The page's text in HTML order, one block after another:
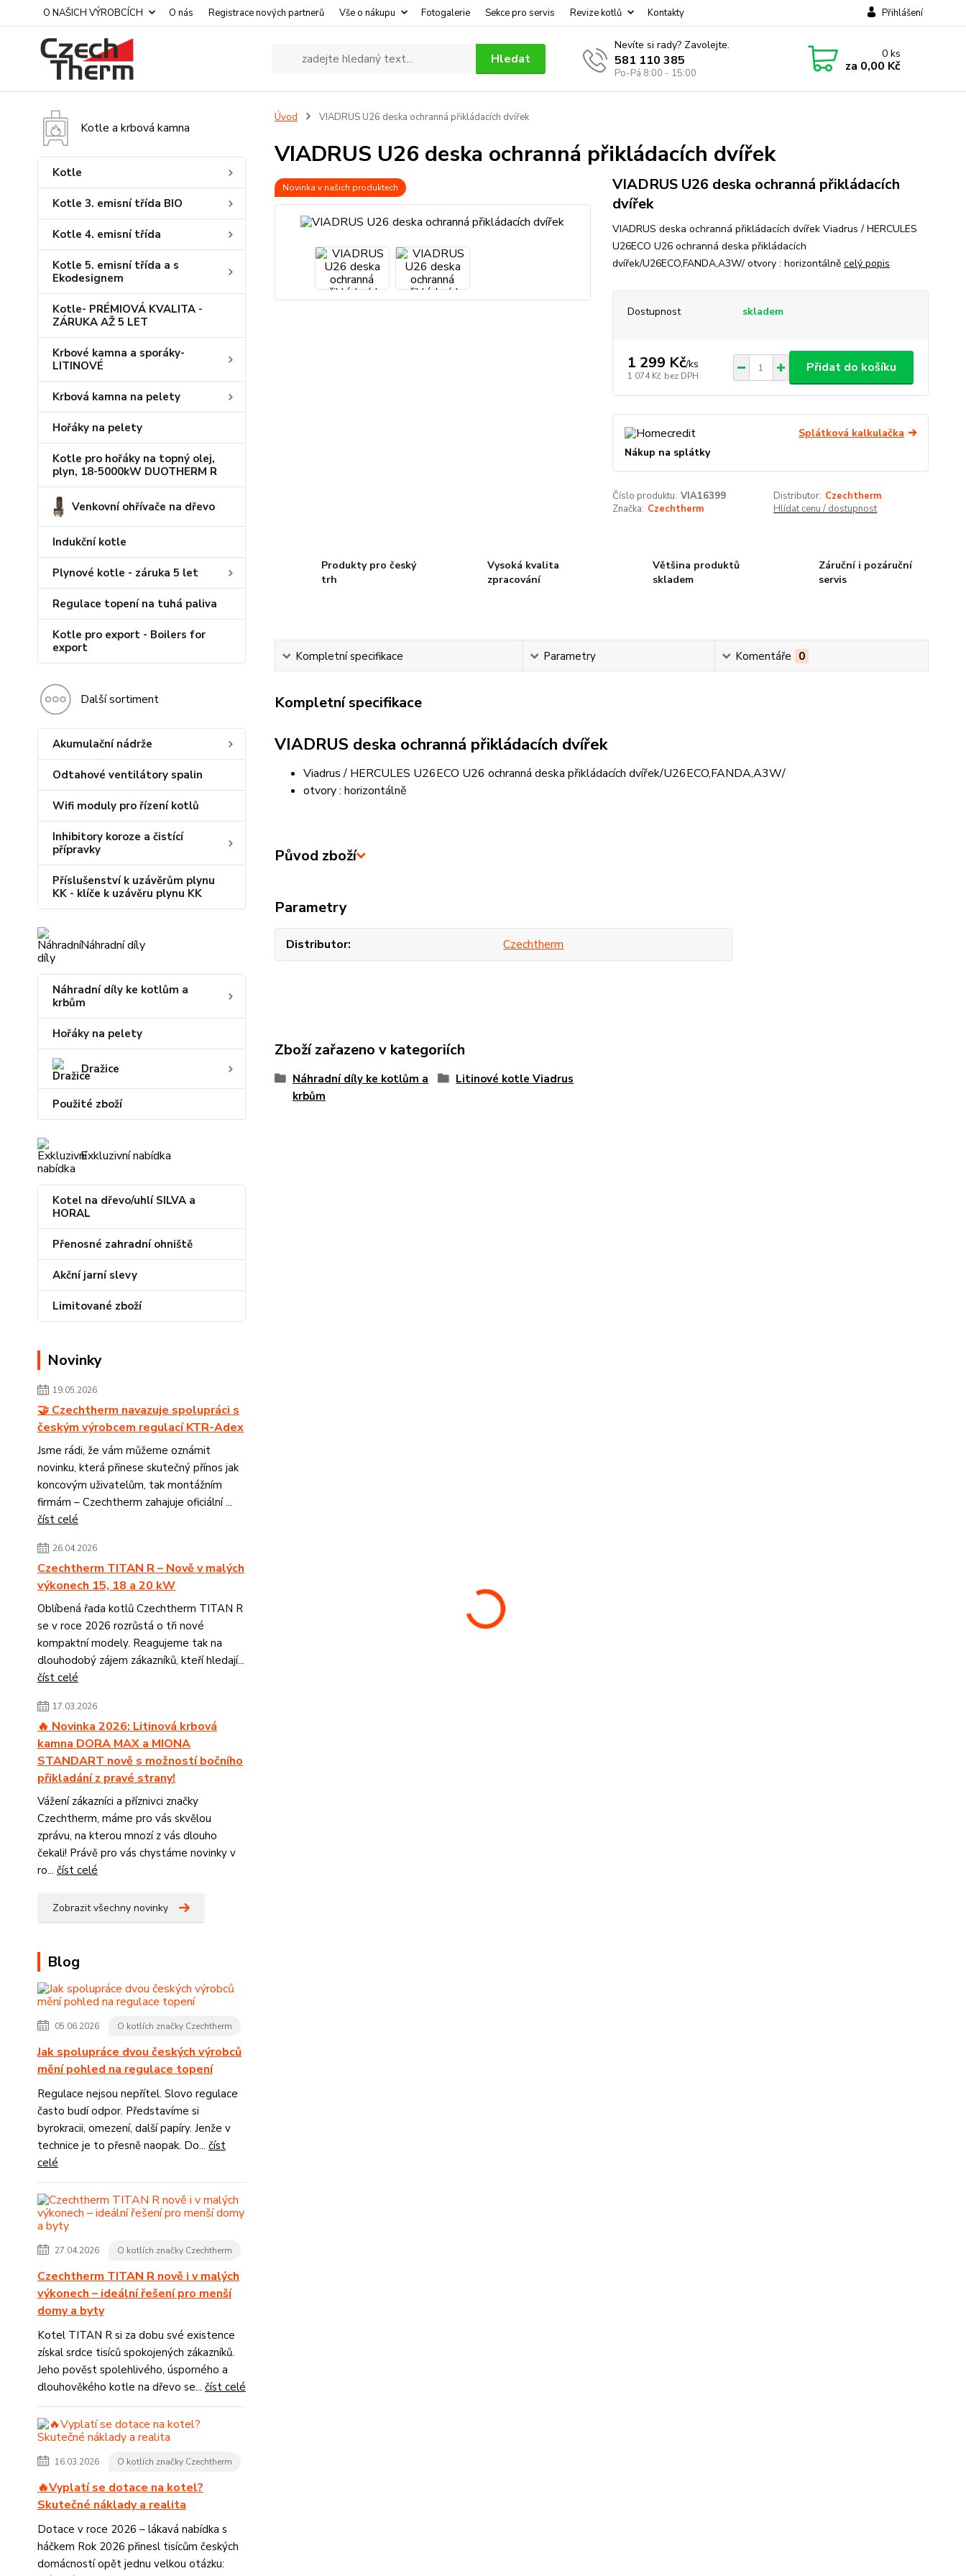
O NAŠICH VÝROBCÍCH O nás Registrace nových partnerů Vše o nákupu Fotogalerie Sekce pro servis Revize kotlů Kontakty Přihlášení
Hledat
Nevíte si rady? Zavolejte.
581 110 385
Po-Pá 8:00 - 15:00
0ks
za 0,00 Kč
Kotle a krbová kamna
Kotle
Kotle 3. emisní třída BIO
Kotle 4. emisní třída
Kotle 5. emisní třída a s
Ekodesignem
Kotle- PRÉMIOVÁ KVALITA -
ZÁRUKA AŽ 5 LET
Krbové kamna a sporáky-
LITINOVÉ
Krbová kamna na pelety
Hořáky na pelety
Kotle pro hořáky na topný olej,
plyn, 18-5000kW DUOTHERM R
Venkovní ohřívače na dřevo
Indukční kotle
Plynové kotle - záruka 5 let
Regulace topení na tuhá paliva
Kotle pro export - Boilers for
export
Další sortiment
Akumulační nádrže
Odtahové ventilátory spalin
Wifi moduly pro řízení kotlů
Inhibitory koroze a čistící
přípravky
Příslušenství k uzávěrům plynu
KK - klíče k uzávěru plynu KK
Náhradní díly
Náhradní díly ke kotlům a
krbům
Hořáky na pelety
Dražice
Použité zboží
Exkluzivní nabídka
Kotel na dřevo/uhlí SILVA a
HORAL
Přenosné zahradní ohniště
Akční jarní slevy
Limitované zboží
Novinky
19.05.2026
🤝 Czechtherm navazuje spolupráci s
českým výrobcem regulací KTR-Adex
Jsme rádi, že vám můžeme oznámit
novinku, která přinese skutečný přínos jak
koncovým uživatelům, tak montážním
firmám – Czechtherm zahajuje oficiální ...
číst celé
26.04.2026
Czechtherm TITAN R – Nově v malých
výkonech 15, 18 a 20 kW
Oblíbená řada kotlů Czechtherm TITAN R
se v roce 2026 rozrůstá o tři nové
kompaktní modely. Reagujeme tak na
dlouhodobý zájem zákazníků, kteří hledají...
číst celé
17.03.2026
🔥 Novinka 2026: Litinová krbová
kamna DORA MAX a MIONA
STANDART nově s možností bočního
přikladání z pravé strany!
Vážení zákazníci a příznivci značky
Czechtherm, máme pro vás skvělou
zprávu, na kterou mnozí z vás dlouho
čekali! Právě pro vás chystáme novinky v
ro... číst celé
Zobrazit všechny novinky
Blog
05.06.2026 O kotlích značky Czechtherm
Jak spolupráce dvou českých výrobců
mění pohled na regulace topení
Regulace nejsou nepřítel. Slovo regulace
často budí odpor. Představíme si
byrokracii, omezení, další papíry. Jenže v
technice je to přesně naopak. Do... číst
celé
27.04.2026 O kotlích značky Czechtherm
Czechtherm TITAN R nově i v malých
výkonech – ideální řešení pro menší
domy a byty
Kotel TITAN R si za dobu své existence
získal srdce tisíců spokojených zákazníků.
Jeho pověst spolehlivého, úsporného a
dlouhověkého kotle na dřevo se... číst celé
16.03.2026 O kotlích značky Czechtherm
🔥Vyplatí se dotace na kotel?
Skutečné náklady a realita
Dotace v roce 2026 – lákavá nabídka s
háčkem Rok 2026 přinesl tisícům českých
domácností opět jednu velkou otázku:
Úvod VIADRUS U26 deska ochranná přikládacích dvířek
VIADRUS U26 deska ochranná přikládacích dvířek
Novinka v našich produktech
VIADRUS U26 deska ochranná přikládacích
dvířek
VIADRUS deska ochranná přikládacích dvířek Viadrus / HERCULES
U26ECO U26 ochranná deska přikládacích
dvířek/U26ECO,FANDA,A3W/ otvory : horizontálně celý popis
Dostupnost skladem
1 299 Kč/ks
1 074 Kč bez DPH
Přidat do košíku
Splátková kalkulačka
Nákup na splátky
Číslo produktu: VIA16399 Distributor: Czechtherm
Značka: Czechtherm Hlídat cenu / dostupnost
Produkty pro český
trh
Vysoká kvalita
zpracování
Většina produktů
skladem
Záruční i pozáruční
servis
Kompletní specifikace Parametry Komentáře 0
Kompletní specifikace
VIADRUS deska ochranná přikládacích dvířek
Viadrus / HERCULES U26ECO U26 ochranná deska přikládacích dvířek/U26ECO,FANDA,A3W/
otvory : horizontálně
Původ zboží
Parametry
Distributor Czechtherm
Zboží zařazeno v kategoriích
Náhradní díly ke kotlům a
krbům
Litinové kotle Viadrus